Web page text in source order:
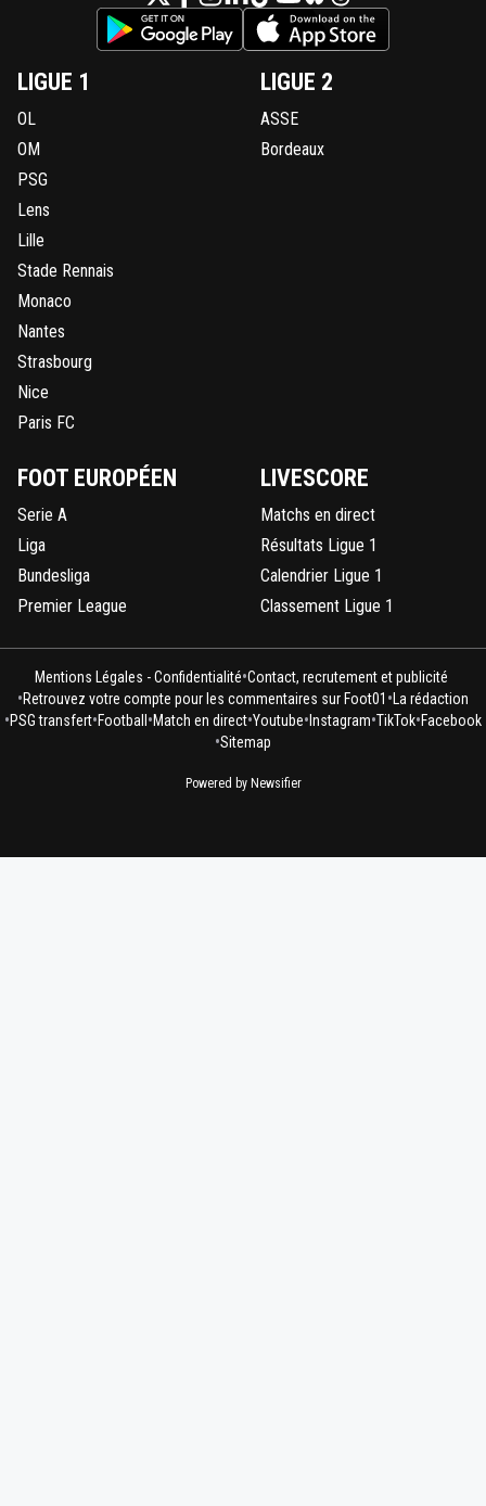
LIGUE 1
OL
OM
PSG
Lens
Lille
Stade Rennais
Monaco
Nantes
Strasbourg
Nice
Paris FC
LIGUE 2
ASSE
Bordeaux
FOOT EUROPÉEN
Serie A
Liga
Bundesliga
Premier League
LIVESCORE
Matchs en direct
Résultats Ligue 1
Calendrier Ligue 1
Classement Ligue 1
Mentions Légales - Confidentialité•Contact, recrutement et publicité
•Retrouvez votre compte pour les commentaires sur Foot01 • La rédaction
•PSG transfert•Football •Match en direct•Youtube• Instagram•TikTok•Facebook
•Sitemap
Powered by Newsifier